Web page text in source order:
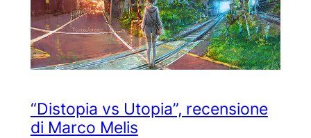
“Distopia vs Utopia”, recensione
di Marco Melis